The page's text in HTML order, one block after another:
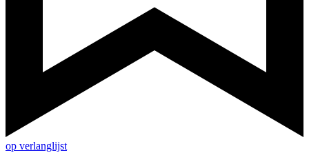
op verlanglijst